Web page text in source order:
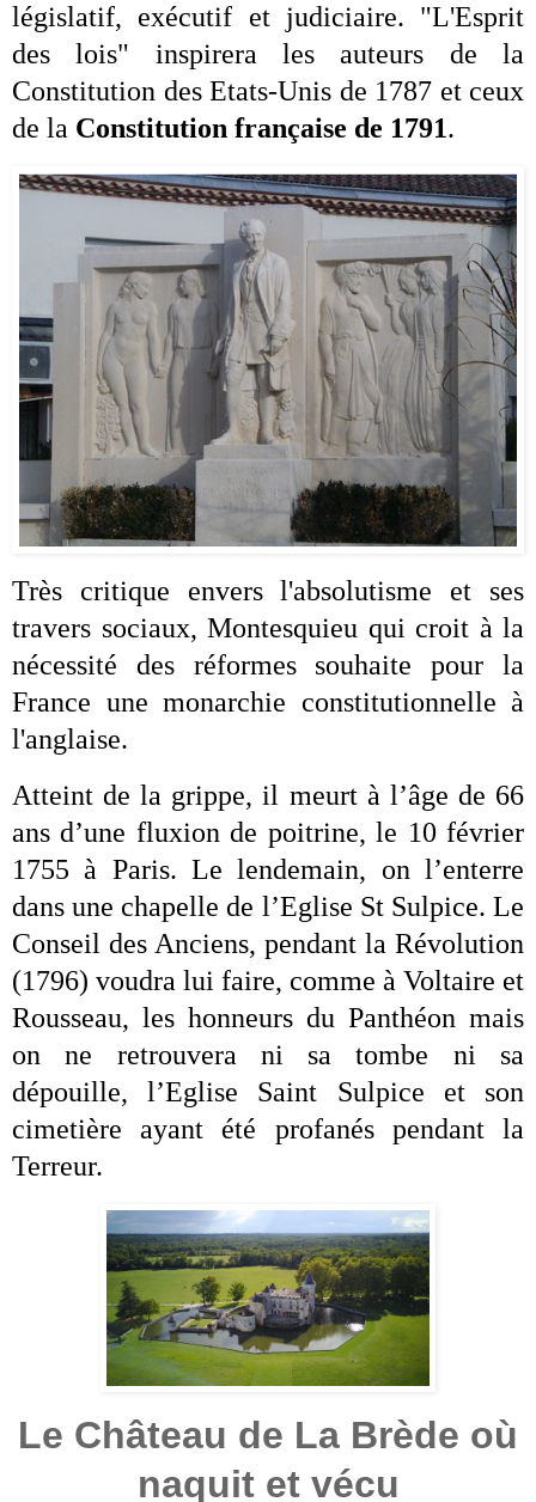
législatif, exécutif et judiciaire. "L'Esprit
des lois" inspirera les auteurs de la
Constitution des Etats-Unis de 1787 et ceux
de la Constitution française de 1791.
Très critique envers l'absolutisme et ses
travers sociaux, Montesquieu qui croit à la
nécessité des réformes souhaite pour la
France une monarchie constitutionnelle à
l'anglaise.
Atteint de la grippe, il meurt à l’âge de 66
ans d’une fluxion de poitrine, le 10 février
1755 à Paris. Le lendemain, on l’enterre
dans une chapelle de l’Eglise St Sulpice. Le
Conseil des Anciens, pendant la Révolution
(1796) voudra lui faire, comme à Voltaire et
Rousseau, les honneurs du Panthéon mais
on ne retrouvera ni sa tombe ni sa
dépouille, l’Eglise Saint Sulpice et son
cimetière ayant été profanés pendant la
Terreur.
Le Château de La Brède où
naquit et vécu